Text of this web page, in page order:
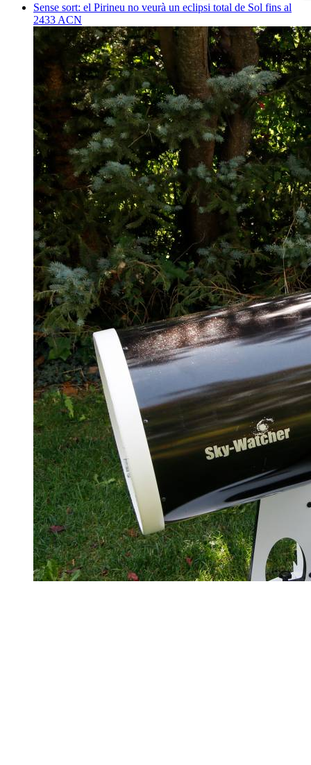
Sense sort: el Pirineu no veurà un eclipsi total de Sol fins al
2433 ACN